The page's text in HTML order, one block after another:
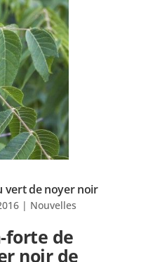
vert de noyer noir
| Nouvelles
forte de
noir de